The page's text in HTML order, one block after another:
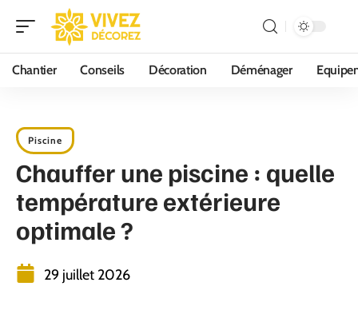
Chantier Conseils Décoration Déménager
Piscine
Chauffer une piscine : quelle
température extérieure
optimale ?
29 juillet 2026